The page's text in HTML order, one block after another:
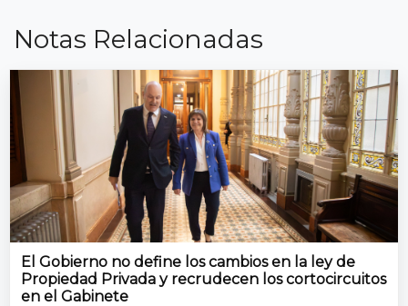
Notas Relacionadas
El Gobierno no define los cambios en la ley de
Propiedad Privada y recrudecen los cortocircuitos
en el Gabinete